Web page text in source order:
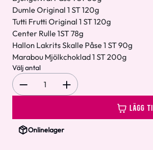
Dumle Original 1 ST 120g
Tutti Frutti Original 1 ST 120g
Center Rulle 1ST 78g
Hallon Lakrits Skalle Påse 1 ST 90g
Marabou Mjölkchoklad 1 ST 200g
Välj antal
1
LÄGG
Onlinelager